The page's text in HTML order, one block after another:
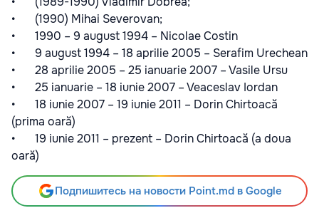
• (1990) Mihai Severovan;
• 1990 – 9 august 1994 – Nicolae Costin
• 9 august 1994 – 18 aprilie 2005 – Serafim Urechean
• 28 aprilie 2005 – 25 ianuarie 2007 – Vasile Ursu
• 25 ianuarie – 18 iunie 2007 – Veaceslav Iordan
• 18 iunie 2007 – 19 iunie 2011 – Dorin Chirtoacă
(prima oară)
• 19 iunie 2011 – prezent – Dorin Chirtoacă (a doua
oară)
Подпишитесь на новости Point.md в Google